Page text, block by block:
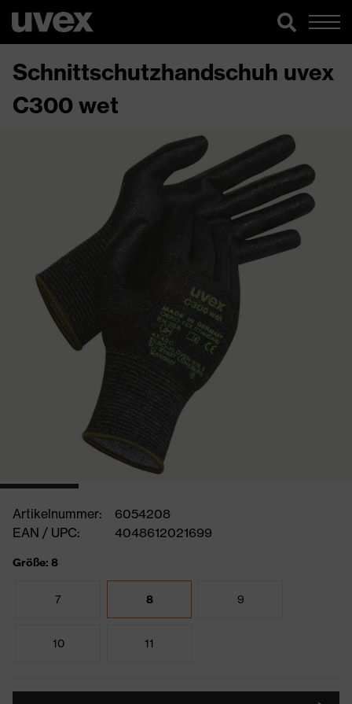
Schnittschutzhandschuh uvex
C300 wet
Artikelnummer:
6054208
EAN / UPC:
4048612021699
Größe: 8
7 8 9
10 11